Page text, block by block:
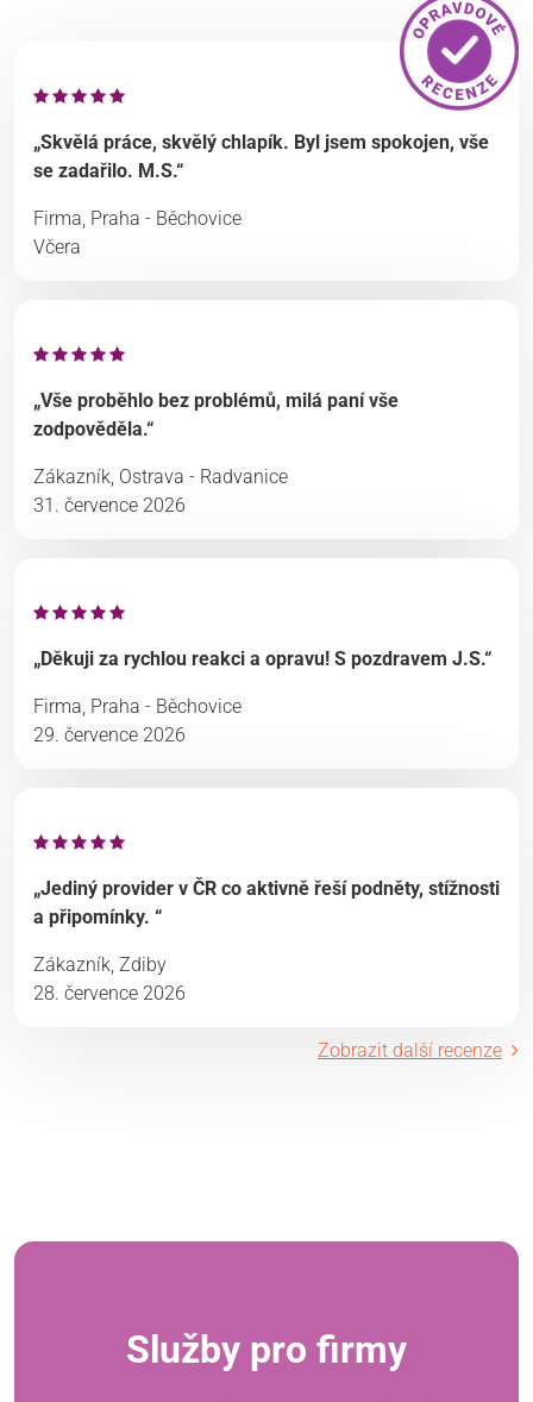
„Skvělá práce, skvělý chlapík. Byl jsem spokojen, vše
se zadařilo. M.S.“
Firma, Praha - Běchovice
Včera
„Vše proběhlo bez problémů, milá paní vše
zodpověděla.“
Zákazník, Ostrava - Radvanice
31. července 2026
„Děkuji za rychlou reakci a opravu! S pozdravem J.S.“
Firma, Praha - Běchovice
29. července 2026
„Jediný provider v ČR co aktivně řeší podněty, stížnosti
a připomínky. “
Zákazník, Zdiby
28. července 2026
Zobrazit další recenze
Služby pro firmy